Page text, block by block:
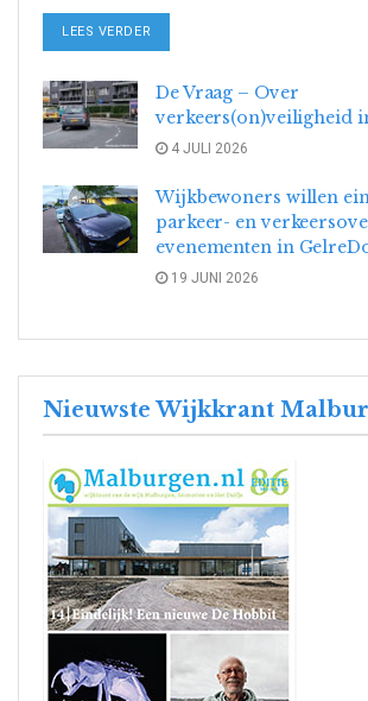
LEES VERDER
De Vraag – Over
verkeers(on)veiligheid
4 JULI 2026
Wijkbewoners willen
parkeer- en
evenementen in
19 JUNI 2026
Nieuwste Wijkkrant